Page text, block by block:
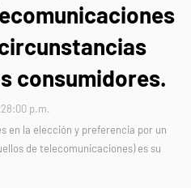
consumidores.
p.m.
en la elección y preferencia por un
de telecomunicaciones) es su